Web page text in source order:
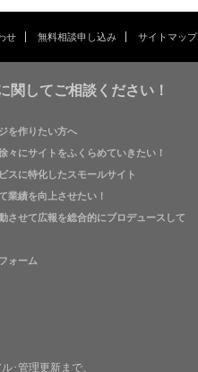
せ 無料相談申し込み サイトマップ
関してご相談ください！
を作りたい方へ
々にサイトをふくらめていきたい！
スに特化したスモールサイト
業績を向上させたい！
させて広報を総合的にプロデュースして
ォーム
･管理更新まで、